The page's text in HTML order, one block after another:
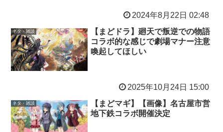
2024年8月22日 02:48
ネタ・雑談
【まどドラ】廻天で叛逆での物語
コラボ的な感じで劇場マナー注意
喚起してほしい
2025年10月24日 15:00
ネタ・雑談
【まどマギ】【画像】名古屋市営
地下鉄コラボ開催決定